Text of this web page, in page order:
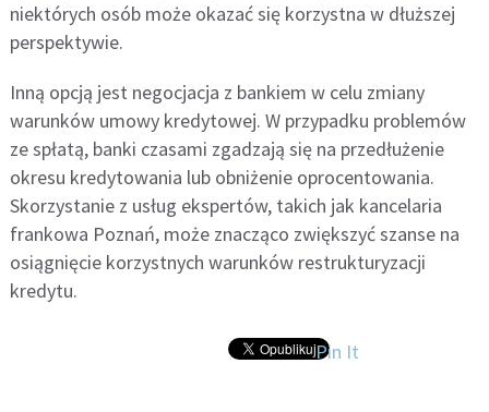
niektórych osób może okazać się korzystna w dłuższej
perspektywie.
Inną opcją jest negocjacja z bankiem w celu zmiany
warunków umowy kredytowej. W przypadku problemów
ze spłatą, banki czasami zgadzają się na przedłużenie
okresu kredytowania lub obniżenie oprocentowania.
Skorzystanie z usług ekspertów, takich jak kancelaria
frankowa Poznań, może znacząco zwiększyć szanse na
osiągnięcie korzystnych warunków restrukturyzacji
kredytu.
Pin It